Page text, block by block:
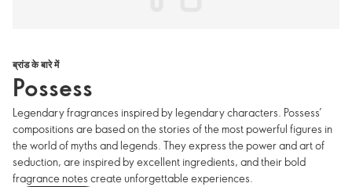
ब्रांड के बारे में
Possess
Legendary fragrances inspired by legendary characters. Possess’
compositions are based on the stories of the most powerful figures in
the world of myths and legends. They express the power and art of
seduction, are inspired by excellent ingredients, and their bold
fragrance notes create unforgettable experiences.